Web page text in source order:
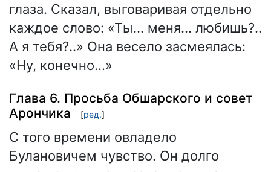
глаза. Сказал, выговаривая отдельно
каждое слово: «Ты… меня… любишь?..
А я тебя?..» Она весело засмеялась:
«Ну, конечно…»
Глава 6. Просьба Обшарского и совет
Арончика
[ред.]
С того времени овладело
Булановичем чувство. Он долго